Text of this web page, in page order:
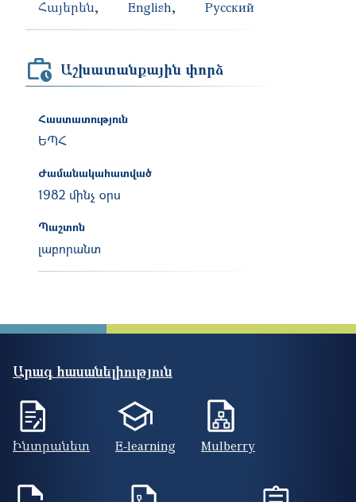
Հայերեն English Русский
Աշխատանքային փորձ
Հաստատություն
ԵՊՀ
Ժամանակահատված
1982 մինչ օրս
Պաշտոն
լաբորանտ
Արագ հասանելիություն
Ինտրանետ E-learning Mulberry